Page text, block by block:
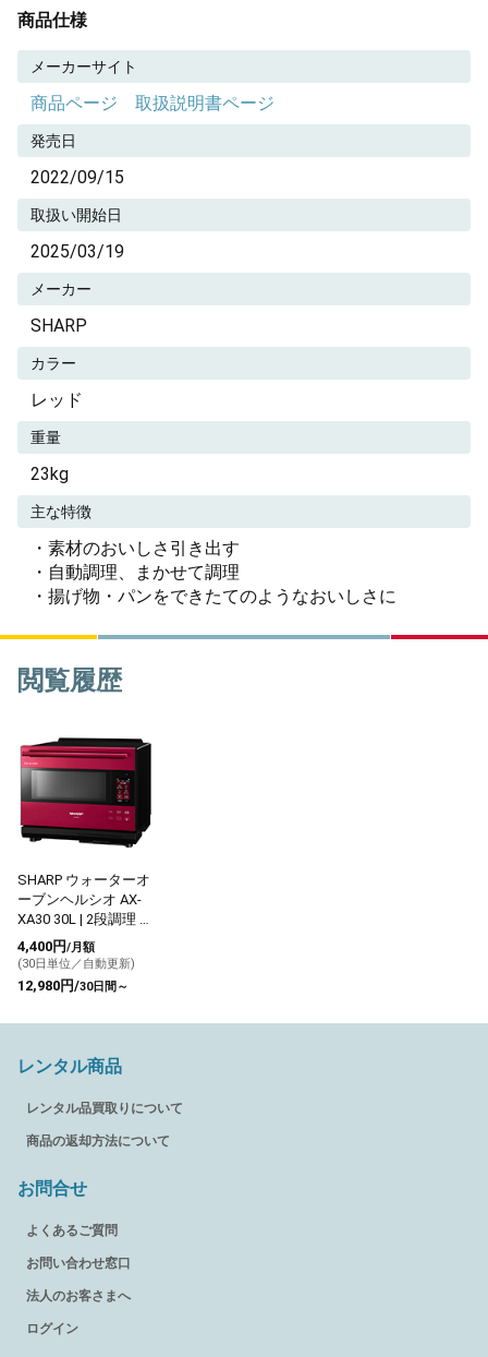
商品仕様
メーカーサイト
商品ページ 取扱説明書ページ
発売日
2022/09/15
取扱い開始日
2025/03/19
メーカー
SHARP
カラー
レッド
重量
23kg
主な特徴
・素材のおいしさ引き出す
・自動調理、まかせて調理
・揚げ物・パンをできたてのようなおいしさに
閲覧履歴
SHARP ウォーターオ
ーブンヘルシオ AX-
XA30 30L | 2段調理 レ
ッド系
4,400円/月額
(30日単位／自動更新)
12,980円/30日間～
レンタル商品
レンタル品買取りについて
商品の返却方法について
お問合せ
よくあるご質問
お問い合わせ窓口
法人のお客さまへ
ログイン